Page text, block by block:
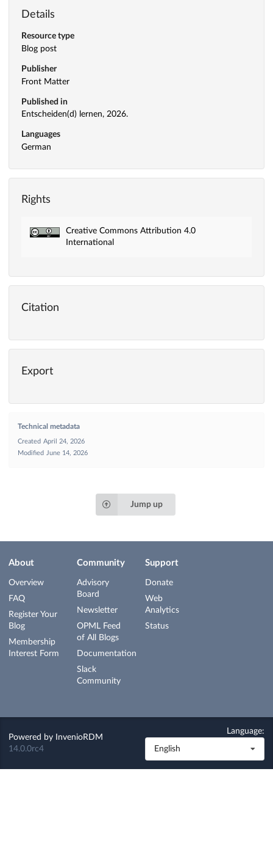
Details
Resource type
Blog post
Publisher
Front Matter
Published in
Entscheiden(d) lernen, 2026.
Languages
German
Rights
Creative Commons Attribution 4.0
International
Citation
Export
Technical metadata
Created April 24, 2026
Modified
June 14, 2026
Jump up
About
Overview
FAQ
Register Your
Blog
Membership
Interest Form
Community
Advisory
Board
Newsletter
OPML Feed
of All Blogs
Documentation
Slack
Community
Support
Donate
Web
Analytics
Status
Powered by
InvenioRDM
14.0.0rc4
Language:
English